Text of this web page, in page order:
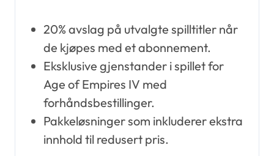
20% avslag på utvalgte spilltitler når
de kjøpes med et abonnement.
Eksklusive gjenstander i spillet for
Age of Empires IV med
forhåndsbestillinger.
Pakkeløsninger som inkluderer ekstra
innhold til redusert pris.